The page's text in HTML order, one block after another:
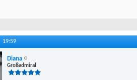
19:59
Diana
Großadmiral